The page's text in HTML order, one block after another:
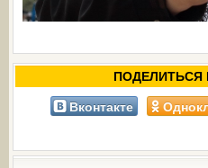
ПОДЕЛИТЬСЯ
Вконтакте